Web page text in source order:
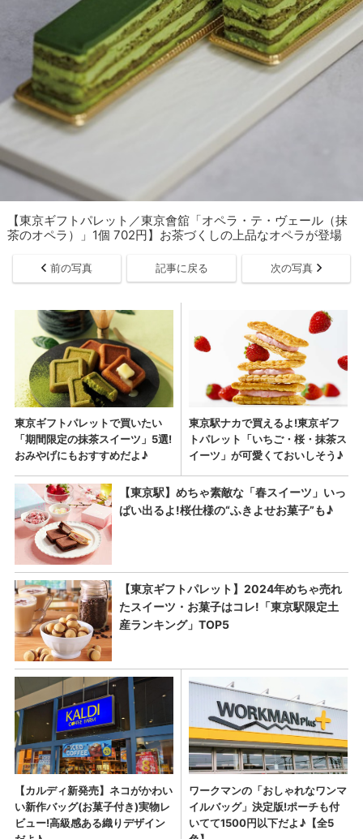
【東京ギフトパレット／東京會舘「オペラ・テ・ヴェール（抹
茶のオペラ）」1個 702円】お茶づくしの上品なオペラが登場
前の写真 記事に戻る 次の写真